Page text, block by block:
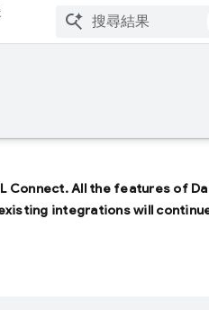
Connect. All the features of
integrations will